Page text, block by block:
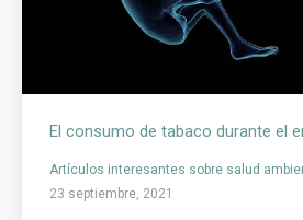
Artículos interesantes sobre salud
23 septiembre, 2021